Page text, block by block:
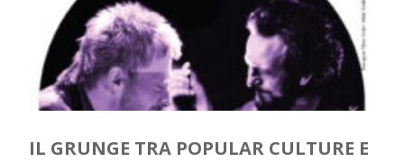
IL GRUNGE TRA POPULAR CULTURE E